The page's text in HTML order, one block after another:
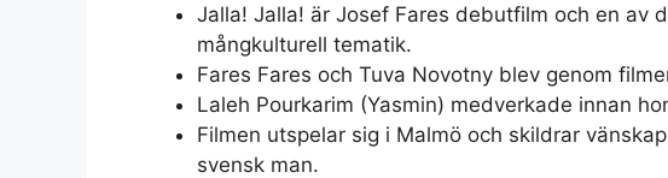
Jalla! Jalla! är Josef Fares debutfilm och en av
mångkulturell tematik.
Fares Fares och Tuva Novotny blev genom
Laleh Pourkarim (Yasmin) medverkade innan
Filmen utspelar sig i Malmö och skildrar
svensk man.